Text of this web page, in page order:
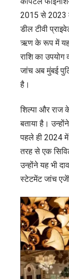
2015 से 2023
डील टीवी
ऋण के रूप में यह
राशि का
जांच अब मुंबई
है।
शिल्पा और राज
बताया है।
पहले ही 2024 में
तरह से एक
उन्होंने यह भी
स्टेटमेंट जांच